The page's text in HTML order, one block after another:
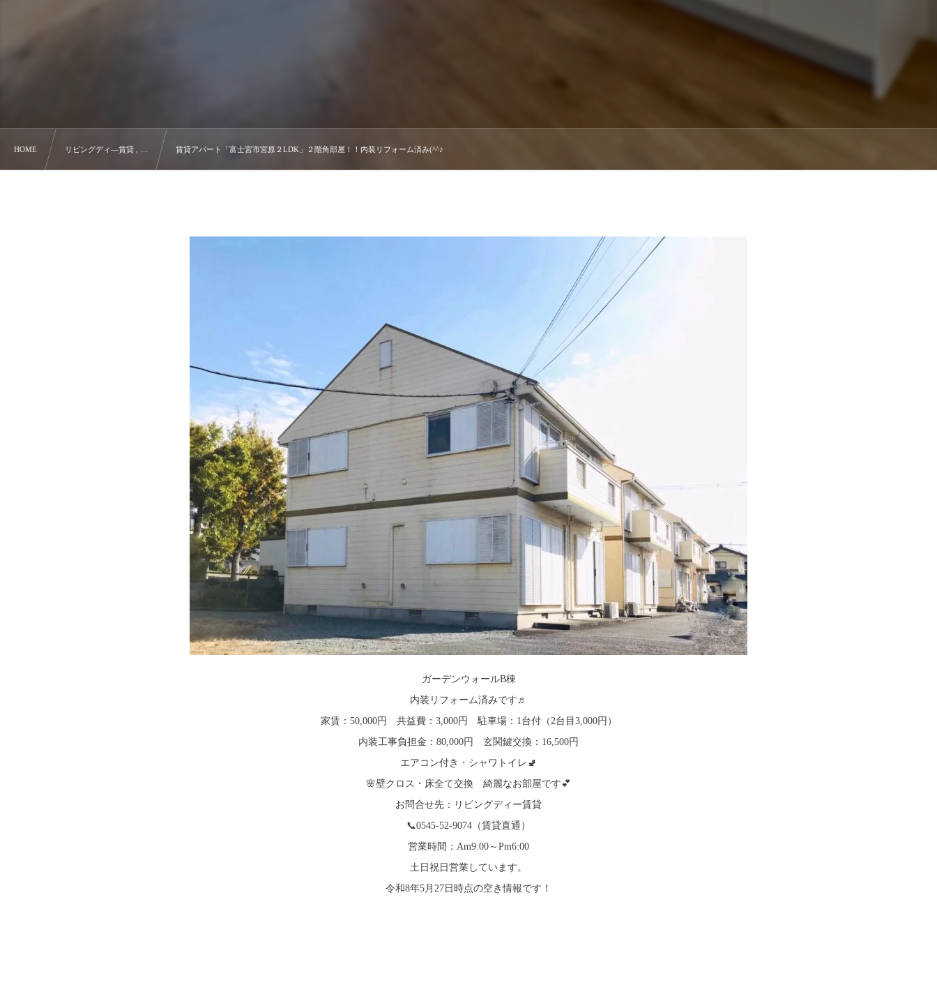
HOME リビングディ―賃貸 , … 賃貸アパート「富士宮市宮原２LDK」２階角部屋！！内装リフォーム済み(^^♪
ガーデンウォールB棟
内装リフォーム済みです♬
家賃：50,000円 共益費：3,000円 駐車場：1台付（2台目3,000円）
内装工事負担金：80,000円 玄関鍵交換：16,500円
エアコン付き・シャワトイレ🚽
🌸壁クロス・床全て交換 綺麗なお部屋です💕
お問合せ先：リビングディー賃貸
📞0545-52-9074（賃貸直通）
営業時間：Am9:00～Pm6:00
土日祝日営業しています。
令和8年5月27日時点の空き情報です！